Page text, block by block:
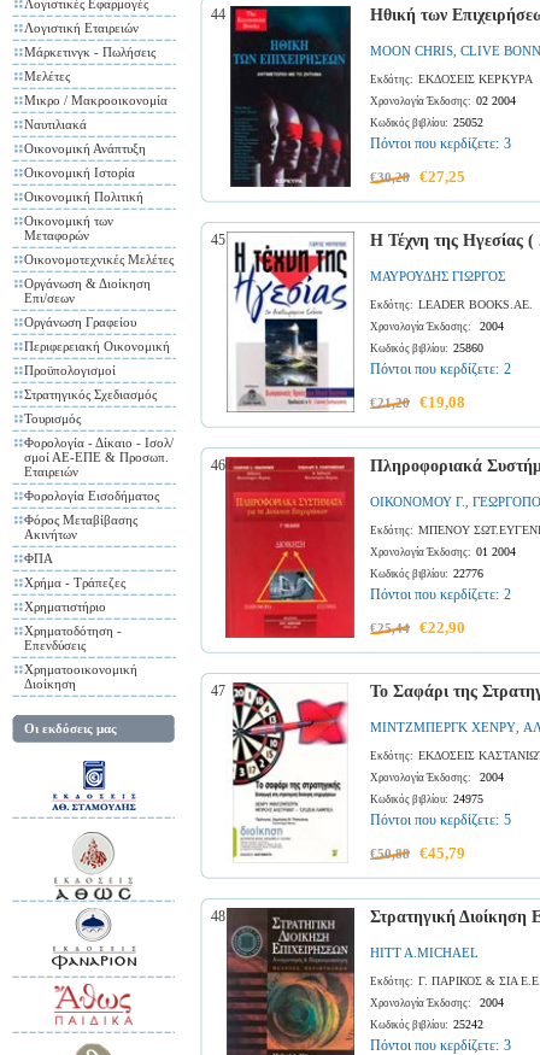
Λογιστικές Εφαρμογές
Λογιστική Εταιρειών
Μάρκετινγκ - Πωλήσεις
Μελέτες
Μικρο / Μακροοικονομία
Ναυτιλιακά
Οικονομική Ανάπτυξη
Οικονομική Ιστορία
Οικονομική Πολιτική
Οικονομική των
Μεταφορών
Οικονομοτεχνικές Μελέτες
Οργάνωση & Διοίκηση
Επι/σεων
Οργάνωση Γραφείου
Περιφερειακή Οικονομική
Προϋπολογισμοί
Στρατηγικός Σχεδιασμός
Τουρισμός
Φορολογία - Δίκαιο - Ισολ/
σμοί ΑΕ-ΕΠΕ & Προσωπ.
Εταιρειών
Φορολογία Εισοδήματος
Φόρος Μεταβίβασης
Ακινήτων
ΦΠΑ
Χρήμα - Τράπεζες
Χρηματιστήριο
Χρηματοδότηση -
Επενδύσεις
Χρηματοοικονομική
Διοίκηση
Οι εκδόσεις μας
44 Ηθική των
MOON CHRIS CLIVE
Εκδότης: ΕΚΔΟΣΕΙΣ ΚΕΡΚΥΡΑ
Χρονολογία Έκδοσης: 02 2004
Κωδικός βιβλίου: 25052
Πόντοι που κερδίζετε: 3
€30,28 €27,25
45 Η Τέχνη της Ηγεσίας
ΜΑΥΡΟΥΔΗΣ ΓΙΩΡΓΟΣ
Εκδότης: LEADER BOOKS.AE.
Χρονολογία Έκδοσης: 2004
Κωδικός βιβλίου: 25860
Πόντοι που κερδίζετε: 2
€21,20 €19,08
46 Πληροφοριακά
ΟΙΚΟΝΟΜΟΥ Γ.
Εκδότης: ΜΠΕΝΟΥ
Χρονολογία Έκδοσης: 01 2004
Κωδικός βιβλίου: 22776
Πόντοι που κερδίζετε: 2
€25,44 €22,90
47 Το Σαφάρι της
ΜΙΝΤΖΜΠΕΡΓΚ ΧΕΝΡΥ
Εκδότης: ΕΚΔΟΣΕΙΣ
Χρονολογία Έκδοσης: 2004
Κωδικός βιβλίου: 24975
Πόντοι που κερδίζετε: 5
€50,88 €45,79
48 Στρατηγική Διοίκηση
HITT A.MICHAEL
Εκδότης: Γ. ΠΑΡΙΚΟΣ & ΣΙΑ
Χρονολογία Έκδοσης: 2004
Κωδικός βιβλίου: 25242
Πόντοι που κερδίζετε: 3